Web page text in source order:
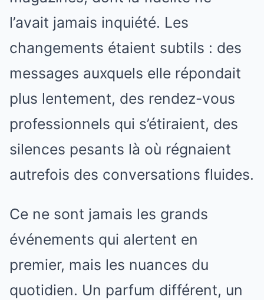
l’avait jamais inquiété. Les
changements étaient subtils : des
messages auxquels elle répondait
plus lentement, des rendez-vous
professionnels qui s’étiraient, des
silences pesants là où régnaient
autrefois des conversations fluides.
Ce ne sont jamais les grands
événements qui alertent en
premier, mais les nuances du
quotidien. Un parfum différent, un